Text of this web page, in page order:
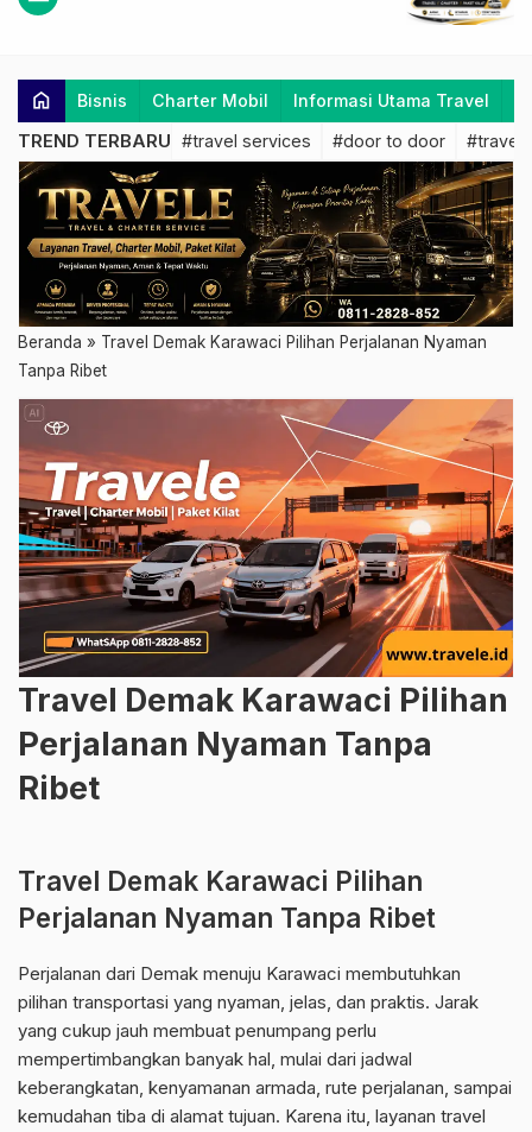
home Bisnis Charter Mobil Informasi Utama Travel
TREND TERBARU #travel services #door to door #travel
Beranda » Travel Demak Karawaci Pilihan Perjalanan Nyaman
Tanpa Ribet
Travel Demak Karawaci Pilihan
Perjalanan Nyaman Tanpa
Ribet
Travel Demak Karawaci Pilihan
Perjalanan Nyaman Tanpa Ribet
Perjalanan dari Demak menuju Karawaci membutuhkan
pilihan transportasi yang nyaman, jelas, dan praktis. Jarak
yang cukup jauh membuat penumpang perlu
mempertimbangkan banyak hal, mulai dari jadwal
keberangkatan, kenyamanan armada, rute perjalanan, sampai
kemudahan tiba di alamat tujuan. Karena itu, layanan travel